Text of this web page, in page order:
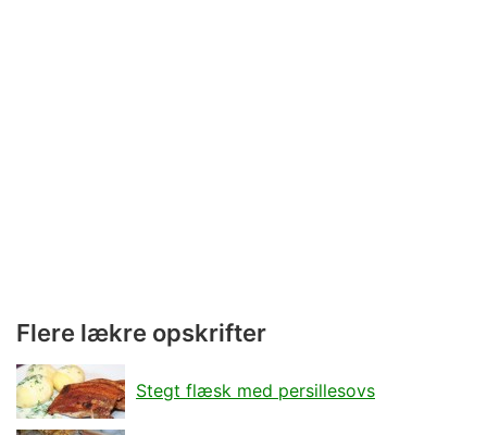
Flere lækre opskrifter
Stegt flæsk med persillesovs